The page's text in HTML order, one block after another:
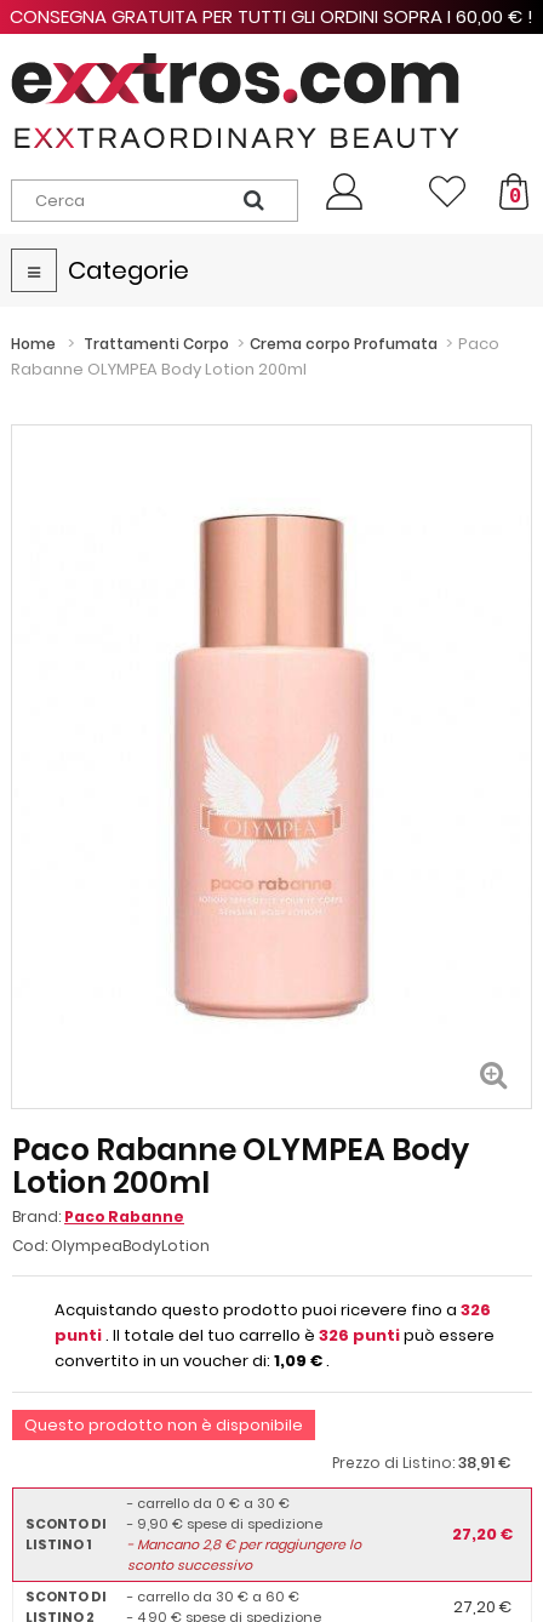
CONSEGNA GRATUITA PER TUTTI GLI ORDINI SOPRA I 60,00 € !
0
Navigazione
Toggle
Categorie
Home > Trattamenti Corpo > Crema corpo Profumata > Paco
Rabanne OLYMPEA Body Lotion 200ml
Paco Rabanne OLYMPEA Body
Lotion 200ml
Brand: Paco Rabanne
Cod: OlympeaBodyLotion
Acquistando questo prodotto puoi ricevere fino a 326
punti. Il totale del tuo carrello è 326 puntipuò essere
convertito in un voucher di: 1,09 €.
Questo prodotto non è disponibile
Prezzo di Listino:38,91 €
SCONTO DI
LISTINO 1
- carrello da 0 € a 30 €
- 9,90 € spese di spedizione
-Mancano2,8€ per raggiungere lo
sconto successivo
27,20 €
SCONTO DI
LISTINO 2
- carrello da 30 € a 60 €
- 4,90 € spese di spedizione
27,20 €